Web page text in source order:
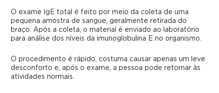
O exame IgE total é feito por meio da coleta de uma
pequena amostra de sangue, geralmente retirada do
braço. Após a coleta, o material é enviado ao laboratório
para análise dos níveis da imunoglobulina E no organismo.
O procedimento é rápido, costuma causar apenas um leve
desconforto e, após o exame, a pessoa pode retornar às
atividades normais.